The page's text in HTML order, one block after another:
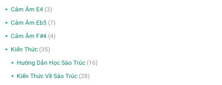
Cảm Âm E4 (3)
Cảm Âm Eb5 (7)
Cảm Âm F#4 (4)
Kiến Thức (35)
Hướng Dẫn Học Sáo Trúc (16)
Kiến Thức Về Sáo Trúc (28)